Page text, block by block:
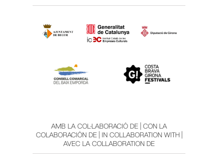
AMB LA COL·LABORACIÓ DE | CON LA
COLABORACIÓN DE | IN COLLABORATION WITH |
AVEC LA COLLABORATION DE